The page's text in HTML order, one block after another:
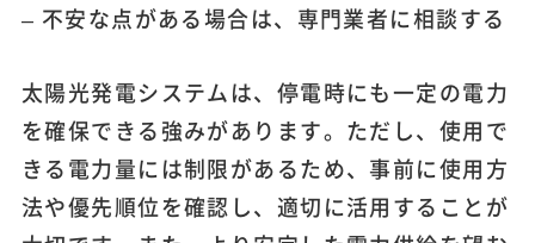
– 不安な点がある場合は、専門業者に相談する
太陽光発電システムは、停電時にも一定の電力
を確保できる強みがあります。ただし、使用で
きる電力量には制限があるため、事前に使用方
法や優先順位を確認し、適切に活用することが